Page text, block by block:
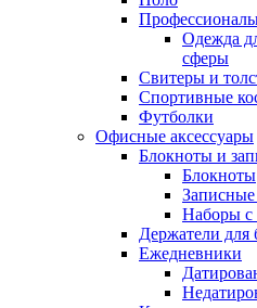
Одежда
сферы
Свитеры и
Спортивные
Футболки
Офисные аксессуары
Блокноты и
Блокноты
Наборы с
Держатели для
Ежедневники